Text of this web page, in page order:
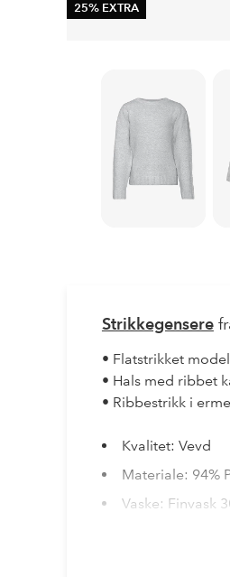
25% EXTRA
Strikkegensere
• Flatstrikket
• Hals med ribbet
• Ribbestrikk i
Kvalitet: Vevd
Materiale: 94%
Vaske: Finvask